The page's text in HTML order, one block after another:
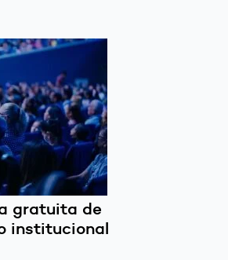
gratuita de
institucional